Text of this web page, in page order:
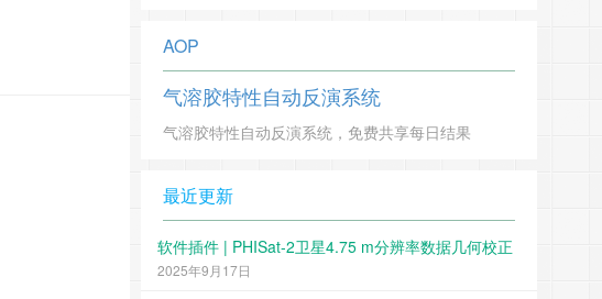
AOP
气溶胶特性自动反演系统
气溶胶特性自动反演系统，免费共享每日结果
最近更新
软件插件 | PHISat-2卫星4.75 m分辨率数据几何校正
2025年9月17日